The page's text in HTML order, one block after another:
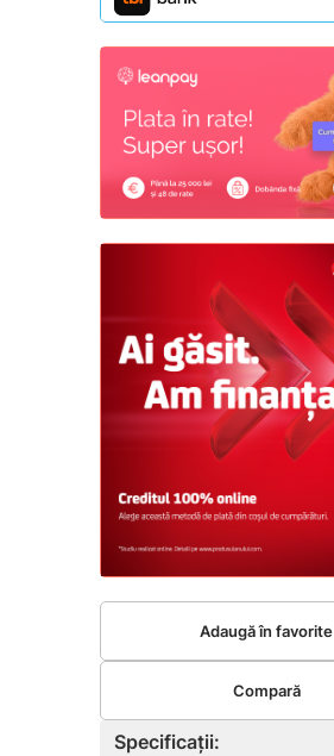
Specificații:
Adaugă în favorite
Compară